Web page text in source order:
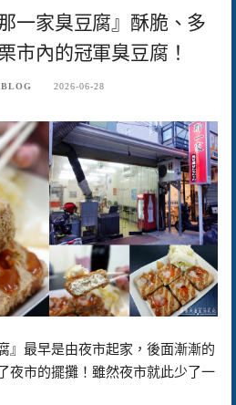
一家臭豆腐』酥脆、多
市內的冠軍臭豆腐！
2026-06-28
』最早是由夜市起家，後面漸漸的
夜市的擺攤！雖然夜市就此少了一